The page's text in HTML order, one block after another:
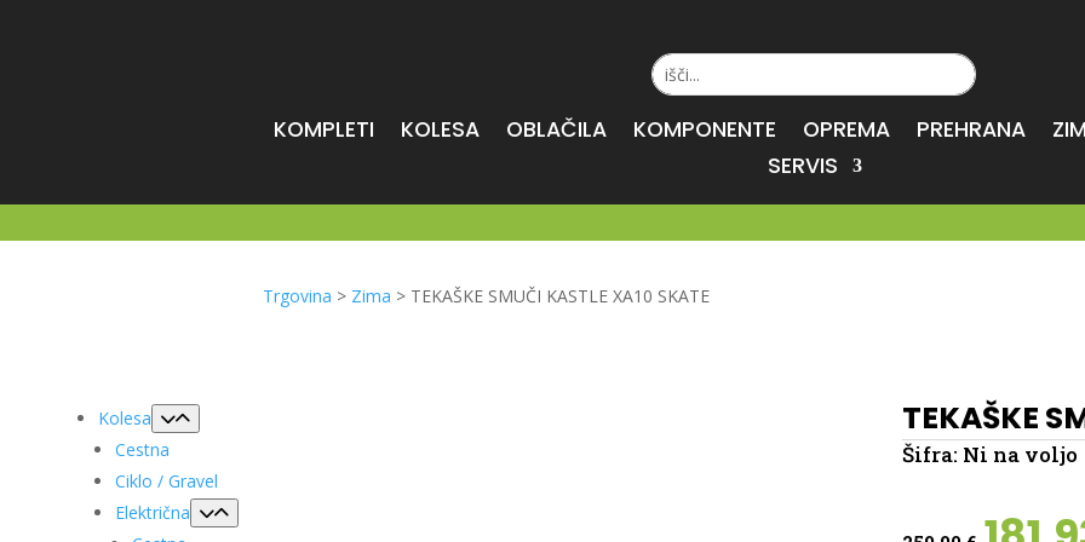
KOMPLETI KOLESA OBLAČILA KOMPONENTE OPREMA PREHRANA
SERVIS
Trgovina > Zima > TEKAŠKE SMUČI KASTLE XA10 SKATE
Kolesa
Cestna
Ciklo / Gravel
Električna
TEKAŠKE
Šifra: Ni na voljo